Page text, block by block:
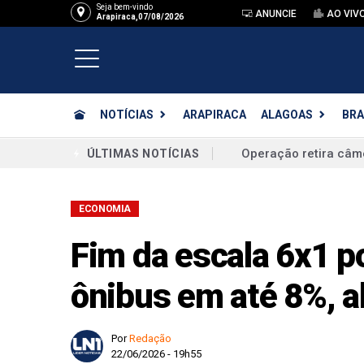
Seja bem-vindo
Arapiraca,07/08/2026
ANUNCIE AO
NOTÍCIAS ARAPIRACA ALAGOAS
ÚLTIMAS NOTÍCIAS
Flávio Bolsonaro
Campanha
Júri condena dois
Operação
Mesários de
ECONOMIA
Fim da escala 6x1
ônibus em até 8%,
PorRedação
22/06/2026 - 19h55